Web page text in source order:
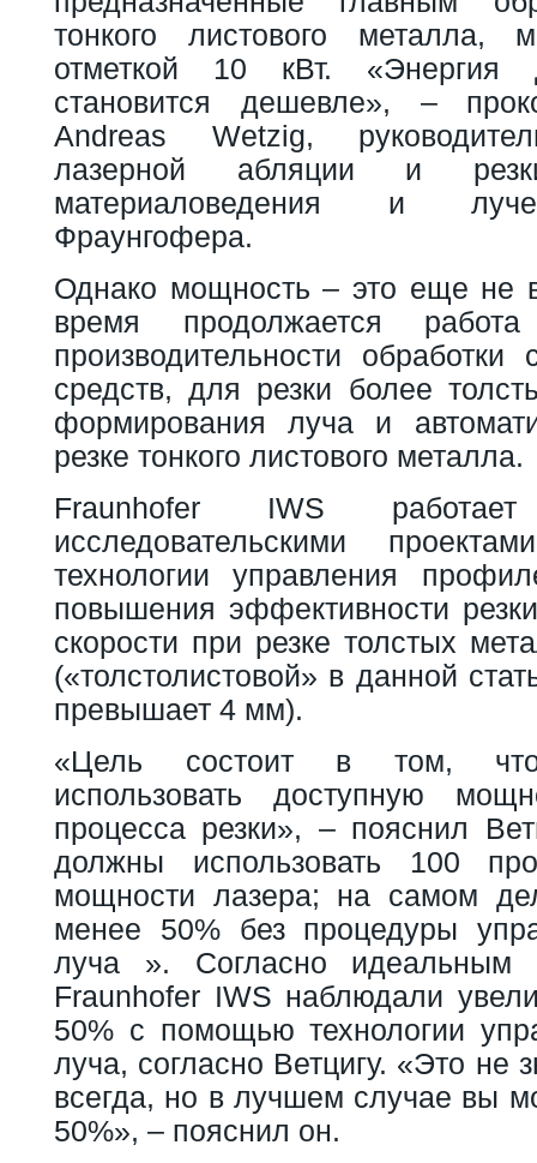
тонкого листового металла,
отметкой 10 кВт. «Энергия
становится дешевле», –
Andreas Wetzig,
лазерной абляции и
материаловедения и
Фраунгофера.
Однако мощность – это еще не
время продолжается
производительности
средств, для резки более
формирования луча и
резке тонкого листового металла.
Fraunhofer IWS
исследовательскими
технологии управления
повышения эффективности
скорости при резке толстых
(«толстолистовой» в данной
превышает 4 мм).
«Цель состоит в том,
использовать доступную
процесса резки», – пояснил
должны использовать 100
мощности лазера; на самом
менее 50% без процедуры
луча ». Согласно идеальным
Fraunhofer IWS наблюдали
50% с помощью технологии
луча, согласно Ветцигу. «Это не
всегда, но в лучшем случае вы
50%», – пояснил он.